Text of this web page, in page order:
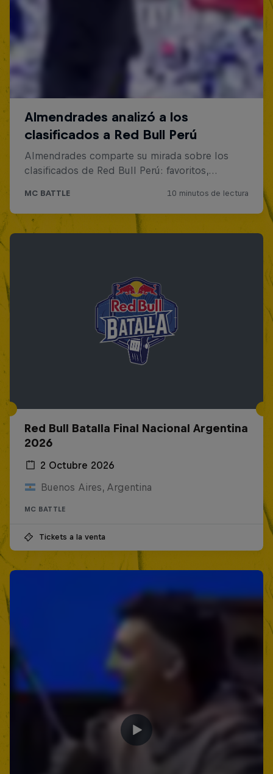
Red Bull Batalla Final Nacional Argentina
2026
2 Octubre 2026
Buenos Aires, Argentina
MC BATTLE
Tickets a la venta